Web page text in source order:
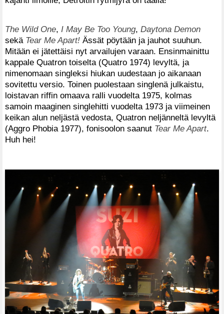
The Wild One, I May Be Too Young, Daytona Demon
sekä Tear Me Apart! Ässät pöytään ja jauhot suuhun.
Mitään ei jätettäisi nyt arvailujen varaan. Ensinmainittu
kappale Quatron toiselta (Quatro 1974) levyltä, ja
nimenomaan singleksi hiukan uudestaan jo aikanaan
sovitettu versio. Toinen puolestaan singlenä julkaistu,
loistavan riffin omaava ralli vuodelta 1975, kolmas
samoin maaginen singlehitti vuodelta 1973 ja viimeinen
keikan alun neljästä vedosta, Quatron neljänneltä levyltä
(Aggro Phobia 1977), fonisoolon saanut Tear Me Apart.
Huh hei!